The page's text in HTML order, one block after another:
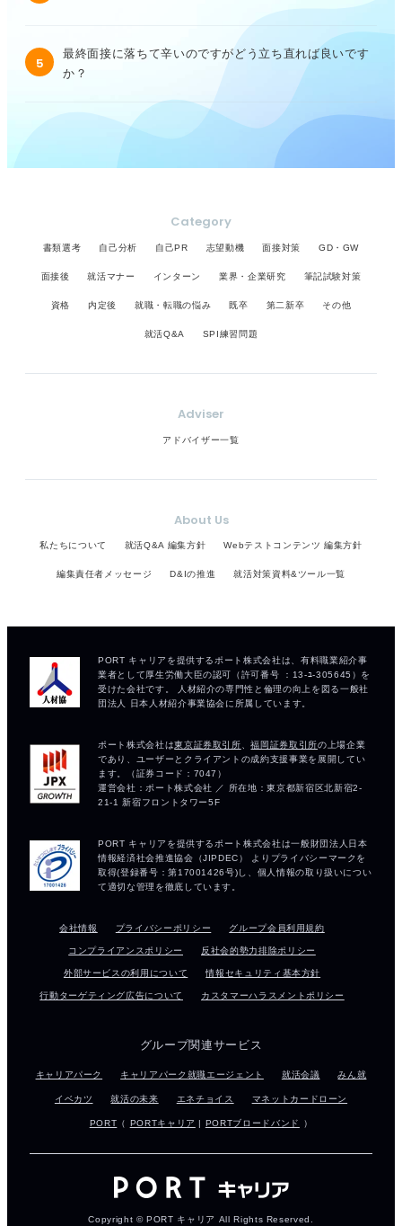
5
最終面接に落ちて辛いのですがどう立ち直れば良いです
か？
Category
書類選考 自己分析 自己PR 志望動機 面接対策 GD・GW
面接後 就活マナー インターン 業界・企業研究 筆記試験対策
資格 内定後 就職・転職の悩み 既卒 第二新卒 その他
就活Q&A SPI練習問題
Adviser
アドバイザー一覧
About Us
私たちについて 就活Q&A 編集方針 Webテストコンテンツ 編集方針
編集責任者メッセージ D&Iの推進 就活対策資料&ツール一覧
会社情報 プライバシーポリシー グループ会員利用規約
コンプライアンスポリシー 反社会的勢力排除ポリシー
外部サービスの利用について 情報セキュリティ基本方針
行動ターゲティング広告について カスタマーハラスメントポリシー